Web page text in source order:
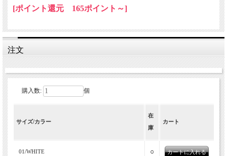
[ポイント還元 165ポイント～]
注文
購入数: 個
サイズ/カラー
在
庫
カート
01/WHITE ○